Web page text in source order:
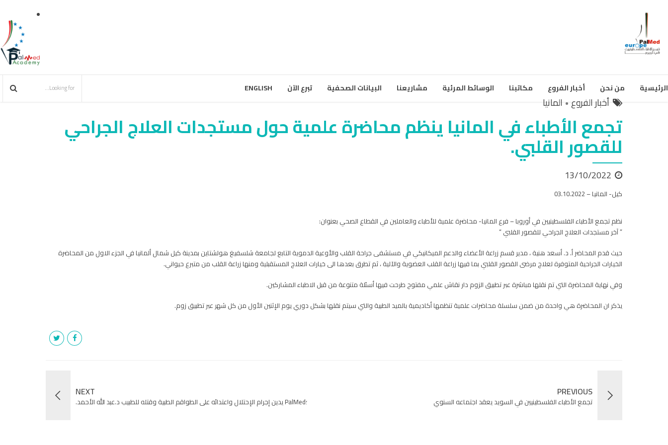
الرئيسية من نحن أخبار الفروع مكاتبنا الوسائط المرئية مشاريعنا البيانات الصحفية تبرع الآن ENGLISH
أخبار الفروع المانيا
تجمع الأطباء في المانيا ينظم محاضرة علمية حول مستجدات العلاج الجراحي
للقصور القلبي.
13/10/2022
كيل- المانيا – 03.10.2022
نظم تجمع الأطباء الفلسطينيين في أوروبا – فرع المانيا- محاضرة علمية للأطباء والعاملين في القطاع الصحي بعنوان:
حيث قدم المحاضر أ. د. أسعد هنية ، مدير قسم زراعة الأعضاء والدعم الميكانيكي في مستشفى جراحة القلب والأوعية الدموية التابع لجامعة شلسفيغ هولشتاين بمدينة كيل شمال ألمانيا في الجزء الاول من المحاضرة
الخيارات الجراحية المتوفرة لعلاج مرضى القصور القلبي بما فيها زراعة القلب العضوية والآلية ، ثم تطرق بعدها الى خيارات العلاج المستقبلية ومنها زراعة القلب من متبرع حيواني.
وفي نهاية المحاضرة التي تم نقلها مباشرة عبر تطبيق الزوم دار نقاش علمي مفتوح طرحت فيها أسئلة متنوعة من قبل الاطباء المشاركين.
يذكر ان المحاضرة هي واحدة من ضمن سلسلة محاضرات علمية تنظمها أكاديمية بالميد الطبية والتي سيتم نقلها بشكل دوري يوم الإثنين الأول من كل شهر عبر تطبيق زوم.
PREVIOUS
تجمع الأطباء الفلسطينيين في السويد يعقد اجتماعه السنوي
NEXT
؛PalMed يدين إجرام الإحتلال واعتدائه على الطواقم الطبية وقتله للطبيب د.عبد الله الأحمد.